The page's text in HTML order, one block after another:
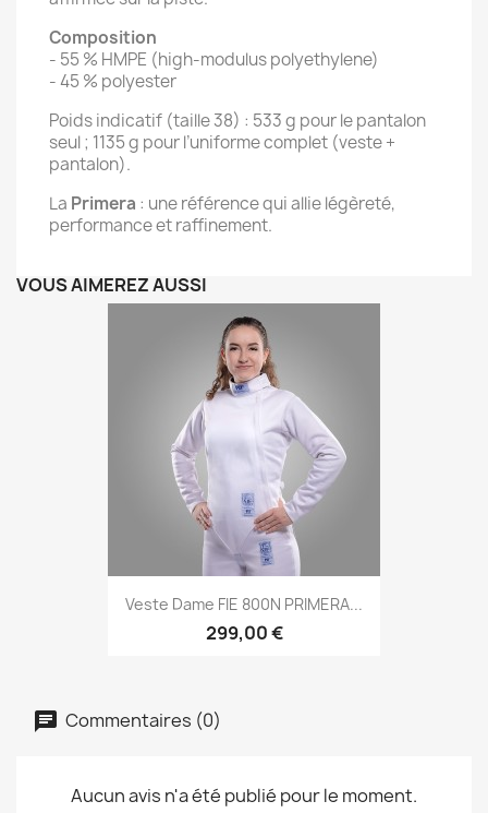
Composition
- 55 % HMPE (high-modulus polyethylene)
- 45 % polyester
Poids indicatif (taille 38) : 533 g pour le pantalon
seul ; 1135 g pour l’uniforme complet (veste +
pantalon).
La Primera : une référence qui allie légèreté,
performance et raffinement.
VOUS AIMEREZ AUSSI
Veste Dame FIE 800N PRIMERA...
299,00 €
Commentaires (0)
Aucun avis n'a été publié pour le moment.